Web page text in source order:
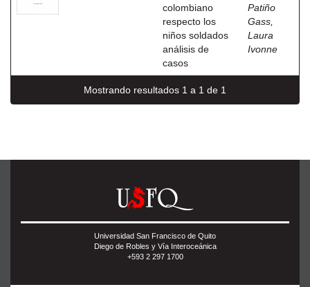
colombiano
respecto los
niños soldados
análisis de
casos
Patiño
Gass,
Laura
Ivonne
Mostrando resultados 1 a 1 de 1
Universidad San Francisco de Quito
Diego de Robles y Vía Interoceánica
+593 2 297 1700